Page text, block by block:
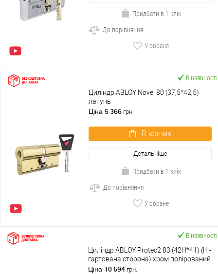
Придбати в 1 клік
До порівняння
У обране
В наявності
Циліндр ABLOY Novel 80 (37,5*42,5)
латунь
Ціна 5 366 грн.
В кошик
Детальніше
Придбати в 1 клік
До порівняння
У обране
В наявності
Циліндр ABLOY Protec2 83 (42H*41) (H -
гартована сторона) хром полірований
Ціна 10 694 грн.